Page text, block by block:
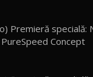
Exclusiv și Puternic
Premieră specială:
Concept